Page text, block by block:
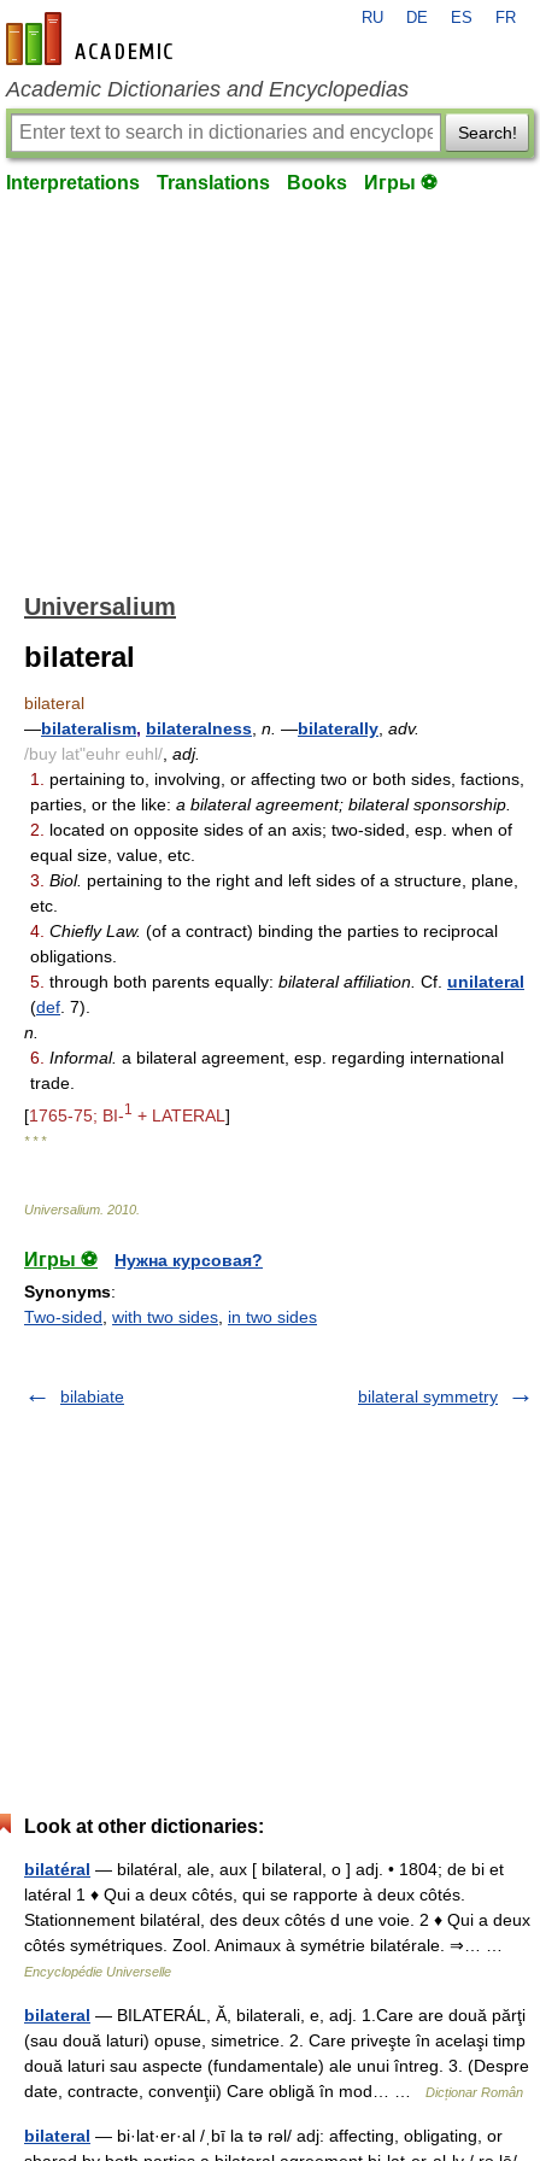
en-academic.com
RU DE ES FR
Academic Dictionaries and Encyclopedias
Search!
Interpretations Translations Books Игры ⚽
Universalium
bilateral
bilateral
—bilateralism, bilateralness n. —bilaterally adv.
/buy lat"euhr euhl/ adj.
1.
pertaining to, involving, or affecting two or both sides, factions,
parties, or the like: a bilateral agreement; bilateral sponsorship.
2.
located on opposite sides of an axis; two-sided, esp. when of
equal size, value, etc.
3. Biol. pertaining to the right and left sides of a structure, plane,
etc.
4. Chiefly Law. (of a contract) binding the parties to reciprocal
obligations.
5. through both parents equally: bilateral affiliation. Cf. unilateral
(def . 7).
n.
6. Informal. a bilateral agreement, esp. regarding international
trade.
[1765-75; BI-1 + LATERAL ]
* * *
Universalium 2010
Игры ⚽
Нужна курсовая?
Synonyms:
Two-sided with two sides in two sides
bilabiate bilateral symmetry
Look at other dictionaries:
bilatéral — bilatéral, ale, aux [ bilateral, o ] adj. • 1804; de bi et
latéral 1 ♦ Qui a deux côtés, qui se rapporte à deux côtés.
Stationnement bilatéral, des deux côtés d une voie. 2 ♦ Qui a deux
côtés symétriques. Zool. Animaux à symétrie bilatérale. ⇒… …
Encyclopédie Universelle
bilateral — BILATERÁL, Ă, bilaterali, e, adj. 1.Care are două părţi
(sau două laturi) opuse, simetrice. 2. Care priveşte în acelaşi timp
două laturi sau aspecte (fundamentale) ale unui întreg. 3. (Despre
date, contracte, convenţii) Care obligă în mod… …
Dicționar Român
bilateral — bi·lat·er·al /ˌbī la tə rəl/ adj: affecting, obligating, or